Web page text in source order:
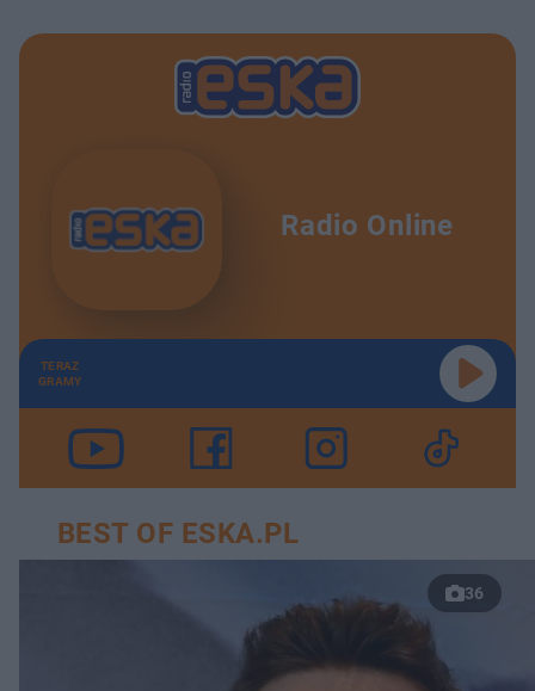
Radio Online
TERAZ
GRAMY
BEST OF ESKA.PL
36